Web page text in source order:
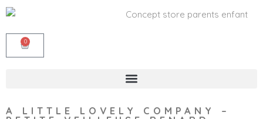
0
A LITTLE LOVELY COMPANY –